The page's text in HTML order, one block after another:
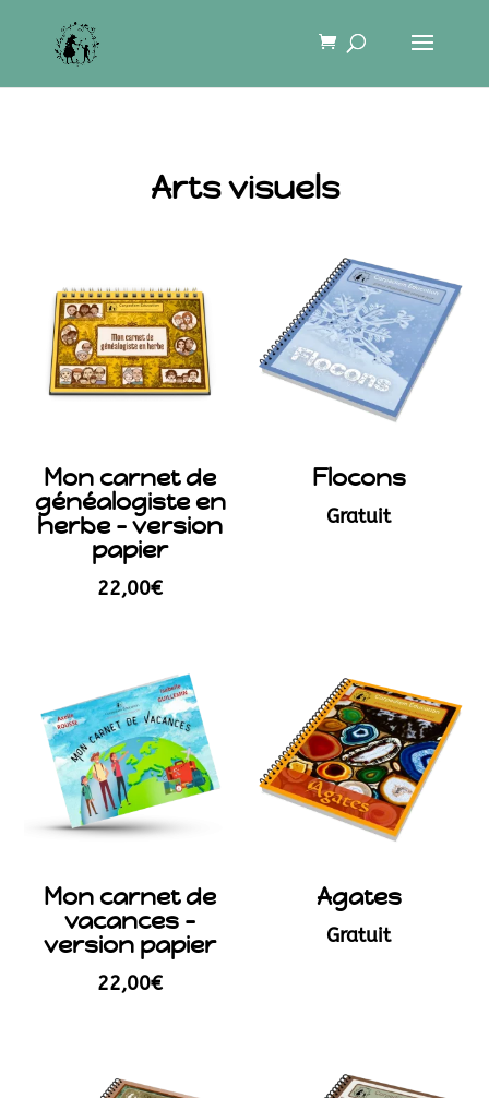
Arts visuels
Mon carnet de
généalogiste en
herbe – version
papier
22,00€
Flocons
Gratuit
Mon carnet de
vacances –
version papier
22,00€
Agates
Gratuit